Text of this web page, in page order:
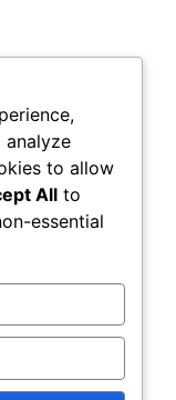
analyze
to allow
All to
essential